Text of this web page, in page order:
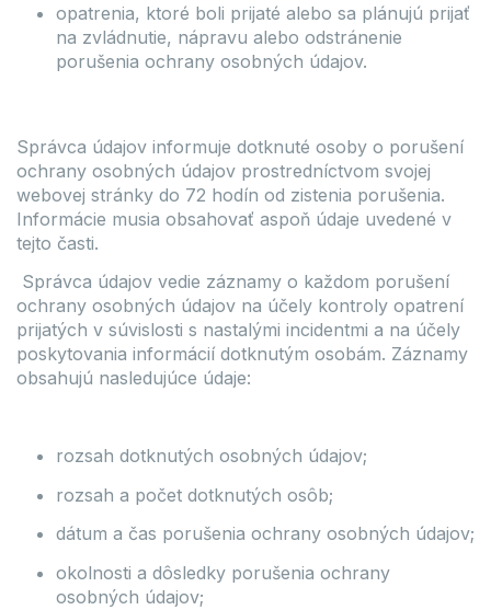
opatrenia, ktoré boli prijaté alebo sa plánujú prijať
na zvládnutie, nápravu alebo odstránenie
porušenia ochrany osobných údajov.
Správca údajov informuje dotknuté osoby o porušení
ochrany osobných údajov prostredníctvom svojej
webovej stránky do 72 hodín od zistenia porušenia.
Informácie musia obsahovať aspoň údaje uvedené v
tejto časti.
Správca údajov vedie záznamy o každom porušení
ochrany osobných údajov na účely kontroly opatrení
prijatých v súvislosti s nastalými incidentmi a na účely
poskytovania informácií dotknutým osobám. Záznamy
obsahujú nasledujúce údaje:
rozsah dotknutých osobných údajov;
rozsah a počet dotknutých osôb;
dátum a čas porušenia ochrany osobných údajov;
okolnosti a dôsledky porušenia ochrany
osobných údajov;